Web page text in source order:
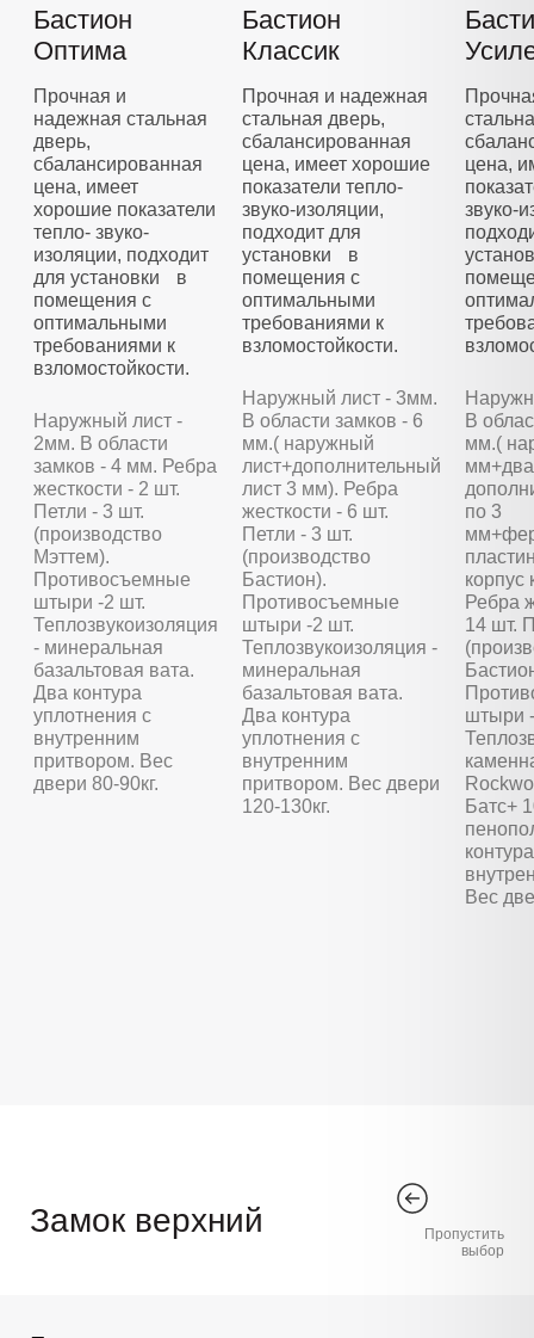
Бастион
Оптима
Прочная и
надежная стальная
дверь,
сбалансированная
цена, имеет
хорошие показатели
тепло- звуко-
изоляции, подходит
для установки в
помещения с
оптимальными
требованиями к
взломостойкости.
Наружный лист -
2мм. В области
замков - 4 мм. Ребра
жесткости - 2 шт.
Петли - 3 шт.
(производство
Мэттем).
Противосъемные
штыри -2 шт.
Теплозвукоизоляция
- минеральная
базальтовая вата.
Два контура
уплотнения с
внутренним
притвором. Вес
двери 80-90кг.
Бастион
Классик
Прочная и надежная
стальная дверь,
сбалансированная
цена, имеет хорошие
показатели тепло-
звуко-изоляции,
подходит для
установки в
помещения с
оптимальными
требованиями к
взломостойкости.
Наружный лист - 3мм.
В области замков - 6
мм.( наружный
лист+дополнительный
лист 3 мм). Ребра
жесткости - 6 шт.
Петли - 3 шт.
(производство
Бастион).
Противосъемные
штыри -2 шт.
Теплозвукоизоляция -
минеральная
базальтовая вата.
Два контура
уплотнения с
внутренним
притвором. Вес двери
120-130кг.
цена,
звуко-
В
мм.(
мм+два
по 3
корпус
Ребра
14 шт.
штыри
Батс+
Вес
Замок верхний
Пропустить
выбор